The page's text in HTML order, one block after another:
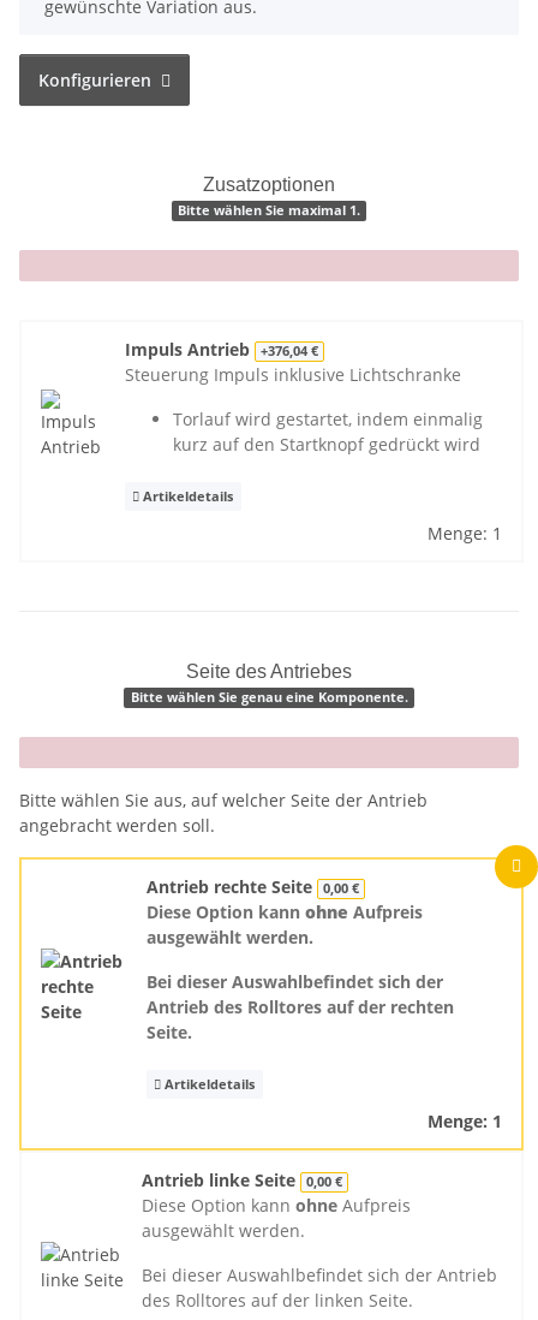
gewünschte Variation aus.
Konfigurieren
Zusatzoptionen
Bitte wählen Sie maximal 1.
x
Impuls Antrieb +376,04 €
Steuerung Impuls inklusive Lichtschranke
Torlauf wird gestartet, indem einmalig
kurz auf den Startknopf gedrückt wird
Artikeldetails
Menge: 1
Seite des Antriebes
Bitte wählen Sie genau eine Komponente.
x
Bitte wählen Sie aus, auf welcher Seite der Antrieb
angebracht werden soll.
Antrieb rechte Seite 0,00 €
Diese Option kann ohne Aufpreis
ausgewählt werden.
Bei dieser Auswahlbefindet sich der
Antrieb des Rolltores auf der rechten
Seite.
Artikeldetails
Menge: 1
Antrieb linke Seite 0,00 €
Diese Option kann ohneAufpreis
ausgewählt werden.
Bei dieser Auswahlbefindet sich der Antrieb
des Rolltores auf der linken Seite.